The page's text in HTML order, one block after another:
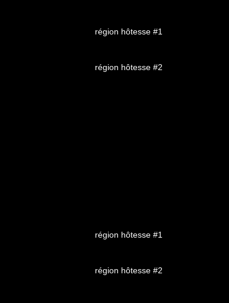
région hôtesse #1
région hôtesse #2
région hôtesse #1
région hôtesse #2